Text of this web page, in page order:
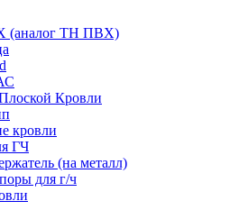
(аналог ТН ПВХ)
Кровли
кровли
ГЧ
(на металл)
для г/ч